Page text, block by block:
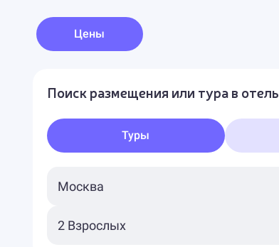
Цены
Поиск размещения или тура в отель
Туры